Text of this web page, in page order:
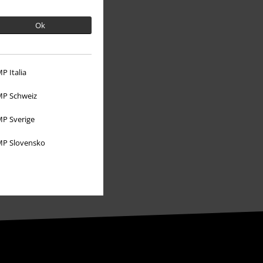
Ok
Italia
Schweiz
Sverige
Slovensko
Programa de Afiliados
Sostenibilidad